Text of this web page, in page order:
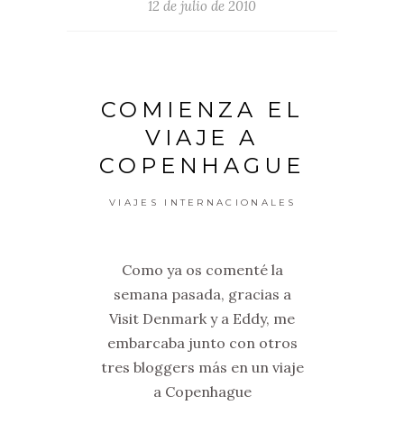
12 de julio de 2010
COMIENZA EL
VIAJE A
COPENHAGUE
VIAJES INTERNACIONALES
Como ya os comenté la
semana pasada, gracias a
Visit Denmark y a Eddy, me
embarcaba junto con otros
tres bloggers más en un viaje
a Copenhague